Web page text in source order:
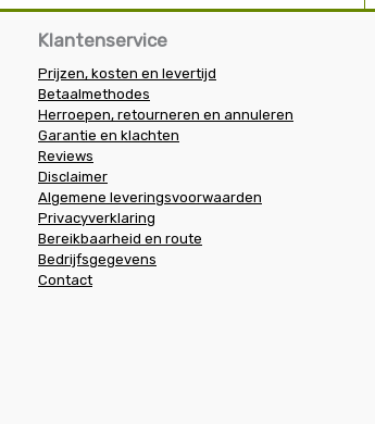
Klantenservice
Prijzen, kosten en levertijd
Betaalmethodes
Herroepen, retourneren en annuleren
Garantie en klachten
Reviews
Disclaimer
Algemene leveringsvoorwaarden
Privacyverklaring
Bereikbaarheid en route
Bedrijfsgegevens
Contact